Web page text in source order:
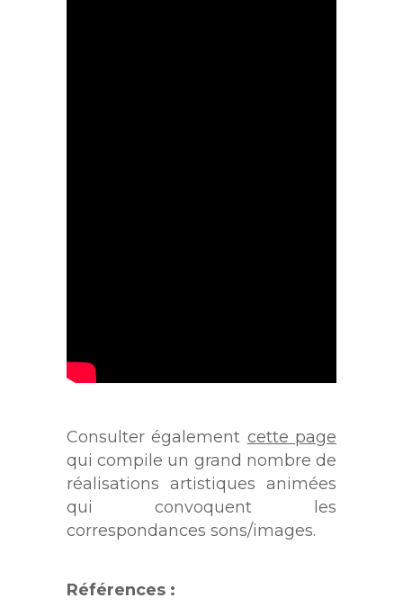
Consulter également cette page
qui compile un grand nombre de
réalisations artistiques animées
qui convoquent les
correspondances sons/images.
Références :